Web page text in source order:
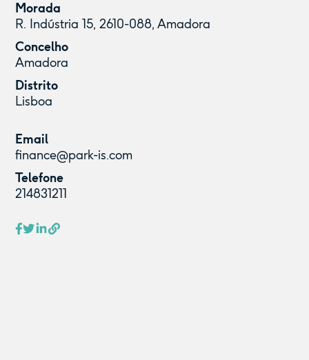
Morada
R. Indústria 15, 2610-088, Amadora
Concelho
Amadora
Distrito
Lisboa
Email
finance@park-is.com
Telefone
214831211